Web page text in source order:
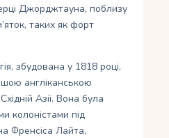
Джорджтауна, поблизу
таких як форт
збудована у 1818 році,
англіканською
Азії. Вона була
колоністами під
Френсіса Лайта,